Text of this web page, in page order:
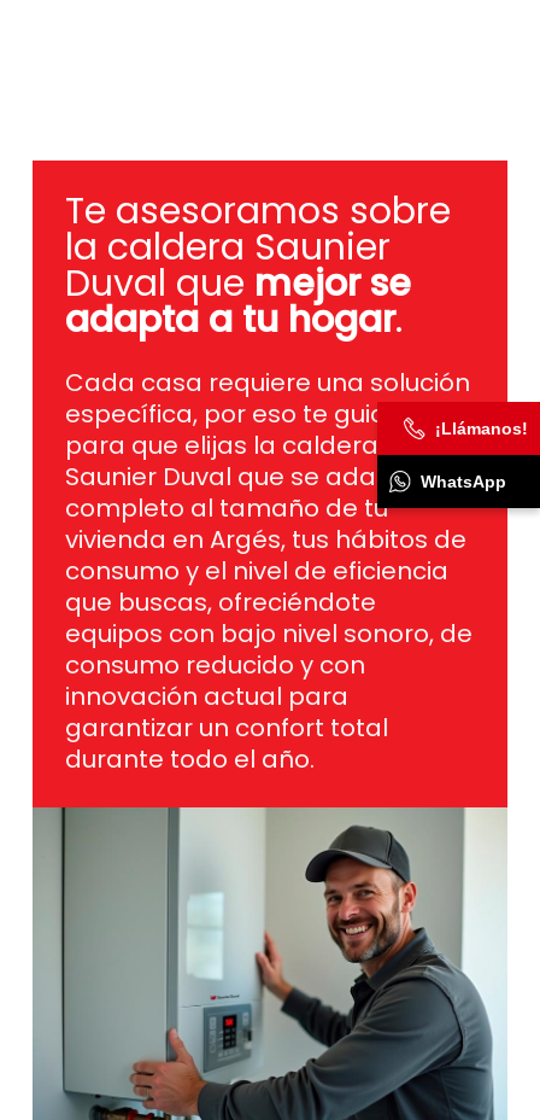
Te asesoramos sobre
la caldera Saunier
Duval quemejor se
adapta a tu hogar.
Cada casa requiere una solución
específica, por eso te guiamos
para que elijas la caldera
Saunier Duval que se adapta por
completo al tamaño de tu
vivienda en Argés, tus hábitos de
consumo y el nivel de eficiencia
que buscas, ofreciéndote
equipos con bajo nivel sonoro, de
consumo reducido y con
innovación actual para
garantizar un confort total
durante todo el año.
¡Llámanos!
WhatsApp